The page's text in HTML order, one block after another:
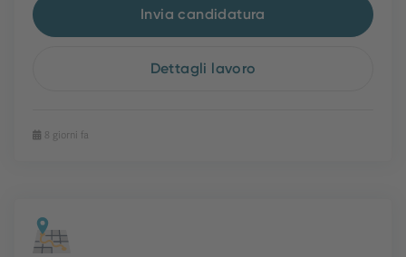
Invia candidatura
Dettagli lavoro
8 giorni fa